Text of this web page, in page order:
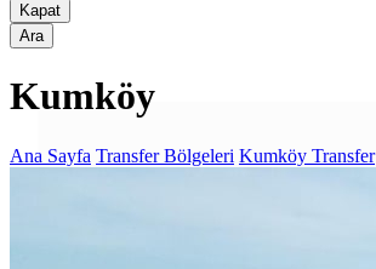
Kapat
Ara
Kumköy
Ana Sayfa Transfer Bölgeleri Kumköy Transfer